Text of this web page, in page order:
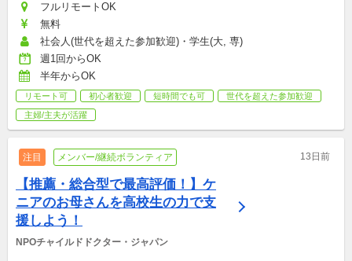
フルリモートOK
無料
社会人(世代を超えた参加歓迎)・学生(大, 専)
週1回からOK
半年からOK
リモート可 初心者歓迎 短時間でも可
世代を超えた参加歓迎
主婦/主夫が活躍
注目 メンバー/継続ボランティア 13日前
【推薦・総合型で最高評価！】ケ
ニアのお母さんを高校生の力で支
援しよう！
NPOチャイルドドクター・ジャパン